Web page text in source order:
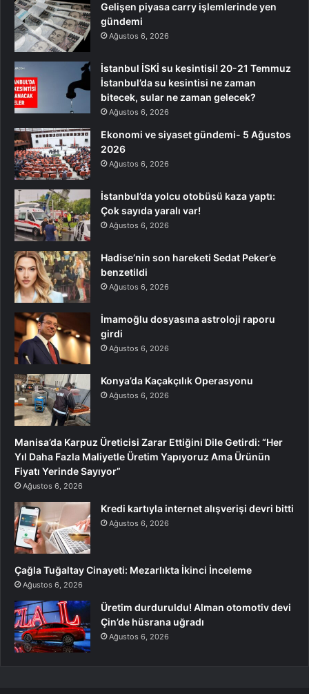
Gelişen piyasa carry işlemlerinde yen
gündemi
Ağustos 6, 2026
İstanbul İSKİ su kesintisi! 20-21 Temmuz
İstanbul’da su kesintisi ne zaman
bitecek, sular ne zaman gelecek?
Ağustos 6, 2026
Ekonomi ve siyaset gündemi- 5 Ağustos
2026
Ağustos 6, 2026
İstanbul’da yolcu otobüsü kaza yaptı:
Çok sayıda yaralı var!
Ağustos 6, 2026
Hadise’nin son hareketi Sedat Peker’e
benzetildi
Ağustos 6, 2026
İmamoğlu dosyasına astroloji raporu
girdi
Ağustos 6, 2026
Konya’da Kaçakçılık Operasyonu
Ağustos 6, 2026
Manisa’da Karpuz Üreticisi Zarar Ettiğini Dile Getirdi: “Her
Yıl Daha Fazla Maliyetle Üretim Yapıyoruz Ama Ürünün
Fiyatı Yerinde Sayıyor”
Ağustos 6, 2026
Kredi kartıyla internet alışverişi devri bitti
Ağustos 6, 2026
Çağla Tuğaltay Cinayeti: Mezarlıkta İkinci İnceleme
Ağustos 6, 2026
Üretim durduruldu! Alman otomotiv devi
Çin’de hüsrana uğradı
Ağustos 6, 2026